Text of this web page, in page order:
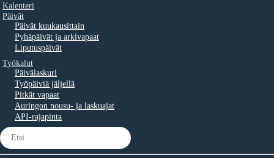
Kalenteri
Päivät
Päivät kuukausittain
Pyhäpäivät ja arkivapaat
Liputuspäivät
Työkalut
Päivälaskuri
Työpäiviä jäljellä
Pitkät vapaat
Auringon nousu- ja laskuajat
API-rajapinta